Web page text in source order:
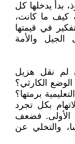
بدأ يدخلها كل
ما كانت،
في قيمتها
الجيل والأمة
لم نقل هزيل
الكارثي؟
برمتها؟
بكل تجرد
الأولى. فضعف
والتخلي عن